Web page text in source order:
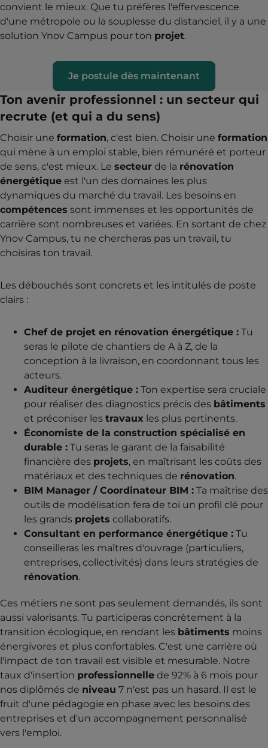
convient le mieux. Que tu préfères l'effervescence
d'une métropole ou la souplesse du distanciel, il y a une
solution Ynov Campus pour ton projet.
Je postule dès maintenant
Ton avenir professionnel : un secteur qui
recrute (et qui a du sens)
Choisir une formation, c'est bien. Choisir une formation
qui mène à un emploi stable, bien rémunéré et porteur
de sens, c'est mieux. Le secteur de la rénovation
énergétique est l'un des domaines les plus
dynamiques du marché du travail. Les besoins en
compétences sont immenses et les opportunités de
carrière sont nombreuses et variées. En sortant de chez
Ynov Campus, tu ne chercheras pas un travail, tu
choisiras ton travail.
Les débouchés sont concrets et les intitulés de poste
clairs :
Chef de projet en rénovation énergétique : Tu
seras le pilote de chantiers de A à Z, de la
conception à la livraison, en coordonnant tous les
acteurs.
Auditeur énergétique : Ton expertise sera cruciale
pour réaliser des diagnostics précis des bâtiments
et préconiser les travaux les plus pertinents.
Économiste de la construction spécialisé en
durable : Tu seras le garant de la faisabilité
financière des projets, en maîtrisant les coûts des
matériaux et des techniques de rénovation.
BIM Manager / Coordinateur BIM : Ta maîtrise des
outils de modélisation fera de toi un profil clé pour
les grands projets collaboratifs.
Consultant en performance énergétique : Tu
conseilleras les maîtres d'ouvrage (particuliers,
entreprises, collectivités) dans leurs stratégies de
rénovation.
Ces métiers ne sont pas seulement demandés, ils sont
aussi valorisants. Tu participeras concrètement à la
transition écologique, en rendant les bâtiments moins
énergivores et plus confortables. C'est une carrière où
l'impact de ton travail est visible et mesurable. Notre
taux d'insertion professionnelle de 92% à 6 mois pour
nos diplômés de niveau 7 n'est pas un hasard. Il est le
fruit d'une pédagogie en phase avec les besoins des
entreprises et d'un accompagnement personnalisé
vers l'emploi.